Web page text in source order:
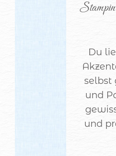
Du
selbst
und
und